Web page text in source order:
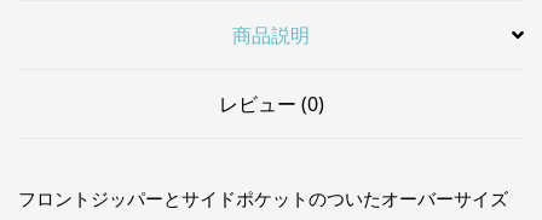
商品説明
レビュー (0)
フロントジッパーとサイドポケットのついたオーバーサイズ